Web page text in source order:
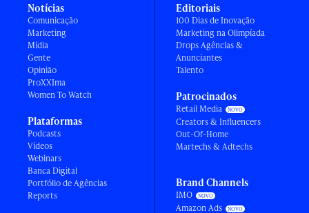
Notícias
Comunicação
Marketing
Mídia
Gente
Opinião
ProXXIma
Women To Watch
Plataformas
Podcasts
Vídeos
Webinars
Banca Digital
Portfólio de Agências
Reports
Editoriais
100 Dias de Inovação
Marketing na Olimpíada
Drops Agências &
Anunciantes
Talento
Patrocinados
Retail Media
Creators & Influencers
Out-Of-Home
Martechs & Adtechs
Brand Channels
IMO
Amazon Ads